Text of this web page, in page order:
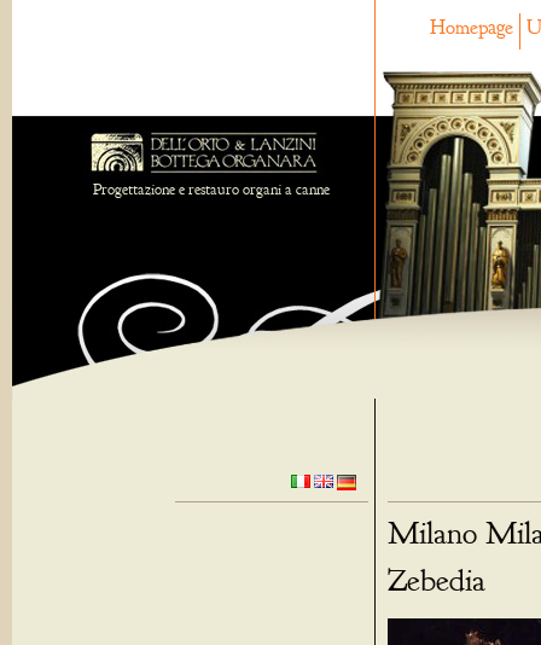
Homepage
Progettazione e restauro organi a canne
Milano
Zebedia